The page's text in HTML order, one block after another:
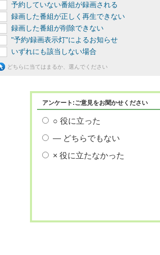
予約していない番組が録画される
録画した番組が正しく再生できない
録画した番組が削除できない
"予約/録画表示灯"によるお知らせ
いずれにも該当しない場合
どちらに当てはまるか、選んでください
アンケート:ご意見をお聞かせください
○ 役に立った
― どちらでもない
× 役に立たなかった